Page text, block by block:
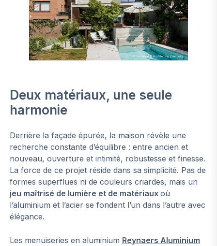
Deux matériaux, une seule
harmonie
Derrière la façade épurée, la maison révèle une
recherche constante d’équilibre : entre ancien et
nouveau, ouverture et intimité, robustesse et finesse.
La force de ce projet réside dans sa simplicité. Pas de
formes superflues ni de couleurs criardes, mais un
jeu maîtrisé de lumière et de matériaux où
l’aluminium et l’acier se fondent l’un dans l’autre avec
élégance.
Les menuiseries en aluminium Reynaers Aluminium